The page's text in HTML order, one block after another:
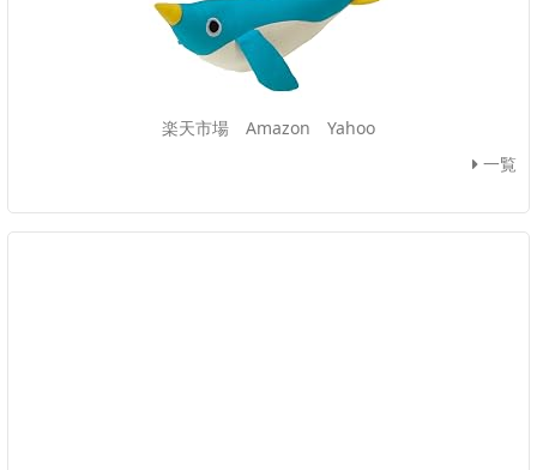
楽天市場 Amazon
Yahoo
一覧